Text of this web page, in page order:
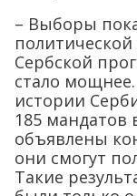
– Выборы
Сербской
стало
истории
185 мандатов
объявлены
они смогут
Такие